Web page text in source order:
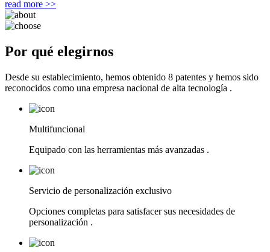
read more >>
Por qué elegirnos
Desde su establecimiento, hemos obtenido 8 patentes y hemos sido
reconocidos como una empresa nacional de alta tecnología .
Multifuncional
Equipado con las herramientas más avanzadas .
Servicio de personalización exclusivo
Opciones completas para satisfacer sus necesidades de
personalización .